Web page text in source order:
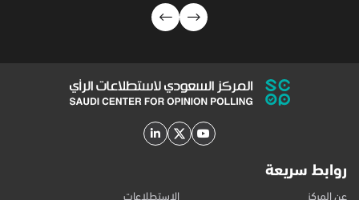
المقيمين و العاملين في المملكة. كما استمع فريق المركز السعودي
إلى شرح السفير والوفد المرافق له عن جوانب مختلفة حول
روابط سريعة
عن المركز الاستطلاعات